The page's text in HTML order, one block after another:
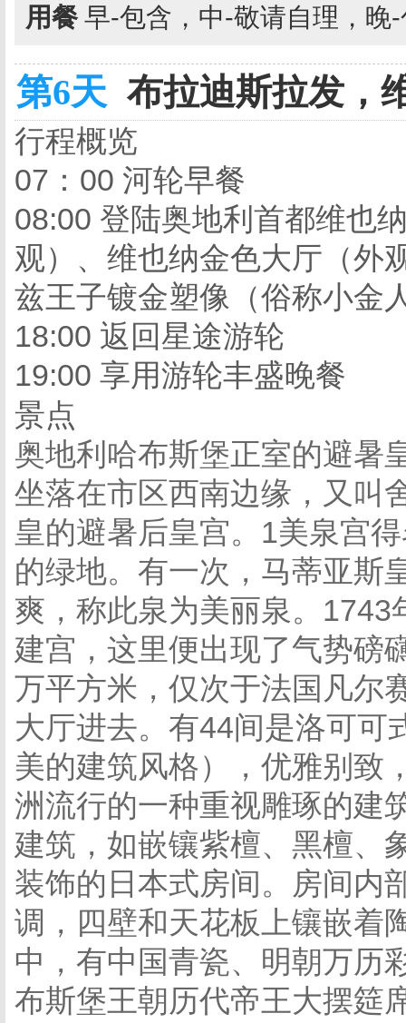
用餐 早-包含，中-敬请自理，晚
第6天 布拉迪斯拉发，
行程概览
07：00 河轮早餐
08:00 登陆奥地利首都维也
观）、维也纳金色大厅（外
兹王子镀金塑像（俗称小金
18:00 返回星途游轮
19:00 享用游轮丰盛晚餐
景点
奥地利哈布斯堡正室的避暑
坐落在市区西南边缘，又叫
皇的避暑后皇宫。1美泉宫
的绿地。有一次，马蒂亚斯
爽，称此泉为美丽泉。
建宫，这里便出现了气势磅
万平方米，仅次于法国凡尔
大厅进去。有44间是洛可可
美的建筑风格），优雅别致
洲流行的一种重视雕琢的建
建筑，如嵌镶紫檀、黑檀、
装饰的日本式房间。房间内
调，四壁和天花板上镶嵌着
中，有中国青瓷、明朝万历
布斯堡王朝历代帝王大摆筵